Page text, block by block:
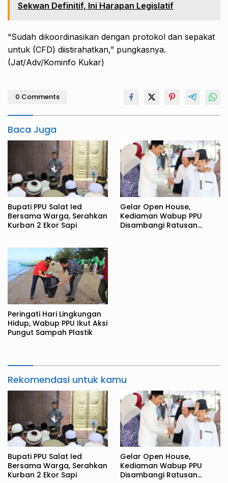
Sekwan Definitif, Ini Harapan Legislatif
“Sudah dikoordinasikan dengan protokol dan sepakat
untuk (CFD) diistirahatkan,” pungkasnya.
(Jat/Adv/Kominfo Kukar)
0 Comments
Baca Juga
Bupati PPU Salat Ied
Bersama Warga, Serahkan
Kurban 2 Ekor Sapi
Gelar Open House,
Kediaman Wabup PPU
Disambangi Ratusan
Peringati Hari Lingkungan
Hidup, Wabup PPU Ikut Aksi
Pungut Sampah Plastik
Rekomendasi untuk kamu
Bupati PPU Salat Ied
Bersama Warga, Serahkan
Kurban 2 Ekor Sapi
Gelar Open House,
Kediaman Wabup PPU
Disambangi Ratusan